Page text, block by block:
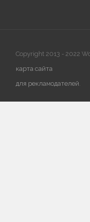
Copyright 2013 - 2022
карта сайта
для рекламодателей